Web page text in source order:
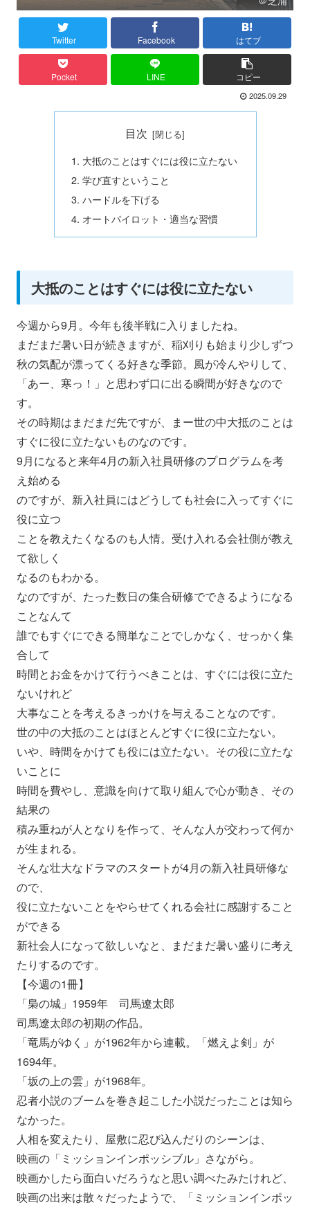
Twitter Facebook はてブ
Pocket LINE コピー
2025.09.29
目次
大抵のことはすぐには役に立たない
学び直すということ
ハードルを下げる
オートパイロット・適当な習慣
大抵のことはすぐには役に立たない
今週から9月。今年も後半戦に入りましたね。
まだまだ暑い日が続きますが、稲刈りも始まり少しずつ
秋の気配が漂ってくる好きな季節。風が冷んやりして、
「あー、寒っ！」と思わず口に出る瞬間が好きなので
す。
その時期はまだまだ先ですが、まー世の中大抵のことは
すぐに役に立たないものなのです。
9月になると来年4月の新入社員研修のプログラムを考
え始める
のですが、新入社員にはどうしても社会に入ってすぐに
役に立つ
ことを教えたくなるのも人情。受け入れる会社側が教え
て欲しく
なるのもわかる。
なのですが、たった数日の集合研修でできるようになる
ことなんて
誰でもすぐにできる簡単なことでしかなく、せっかく集
合して
時間とお金をかけて行うべきことは、すぐには役に立た
ないけれど
大事なことを考えるきっかけを与えることなのです。
世の中の大抵のことはほとんどすぐに役に立たない。
いや、時間をかけても役には立たない。その役に立たな
いことに
時間を費やし、意識を向けて取り組んで心が動き、その
結果の
積み重ねが人となりを作って、 そんな人が交わって何か
が生まれる。
そんな壮大なドラマのスタートが4月の新入社員研修な
ので、
役に立たないことをやらせてくれる会社に感謝すること
ができる
新社会人になって欲しいなと、
まだまだ暑い盛りに考え
たりするのです。
【今週の1冊】
「梟の城」1959年 司馬遼太郎
司馬遼太郎の初期の作品。
「竜馬がゆく」が1962年から連載。「燃えよ剣」 が
1694年。
「坂の上の雲」が1968年。
忍者小説のブームを巻き起こした小説だったことは知ら
なかった。
人相を変えたり、屋敷に忍び込んだりのシーンは、
映画の「ミッションインポッシブル」さながら。
映画かしたら面白いだろうなと思い調べたみたけれど、
映画の出来は散々だったようで、「ミッションインポッ